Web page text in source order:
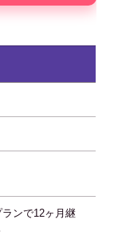
ンで12ヶ月継